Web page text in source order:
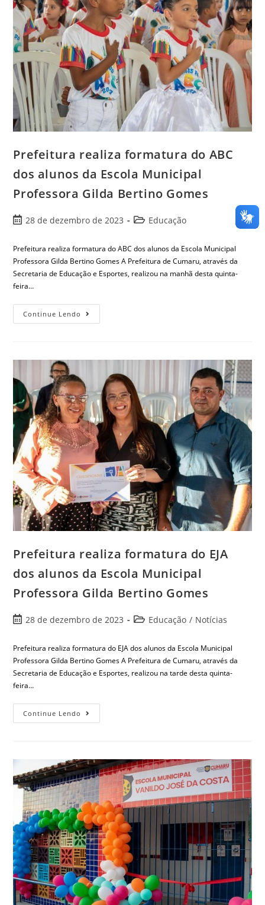
Prefeitura realiza formatura do ABC
dos alunos da Escola Municipal
Professora Gilda Bertino Gomes
28 de dezembro de 2023 Educação
Prefeitura realiza formatura do ABC dos alunos da Escola Municipal
Professora Gilda Bertino Gomes A Prefeitura de Cumaru, através da
Secretaria de Educação e Esportes, realizou na manhã desta quinta-
feira…
Continue Lendo
Prefeitura realiza formatura do EJA
dos alunos da Escola Municipal
Professora Gilda Bertino Gomes
28 de dezembro de 2023 Educação / Notícias
Prefeitura realiza formatura do EJA dos alunos da Escola Municipal
Professora Gilda Bertino Gomes A Prefeitura de Cumaru, através da
Secretaria de Educação e Esportes, realizou na tarde desta quinta-
feira…
Continue Lendo